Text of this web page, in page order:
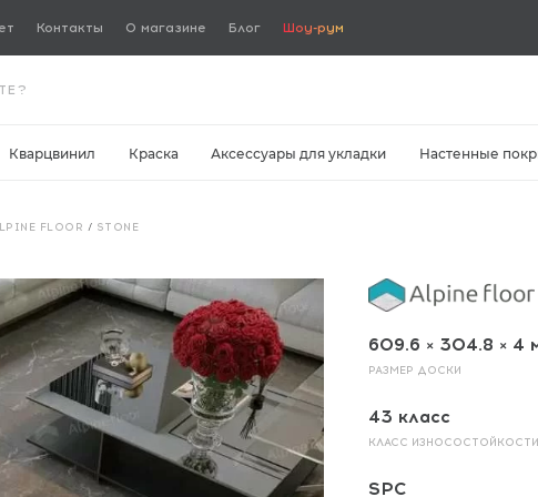
Контакты О магазине Блог Шоу-рум
Кварцвинил Краска Аксессуары для укладки Настенные
FLOOR / STONE
609.6 × 304.8 × 4
РАЗМЕР ДОСКИ
43 класс
КЛАСС ИЗНОСОСТОЙКОСТИ
SPC